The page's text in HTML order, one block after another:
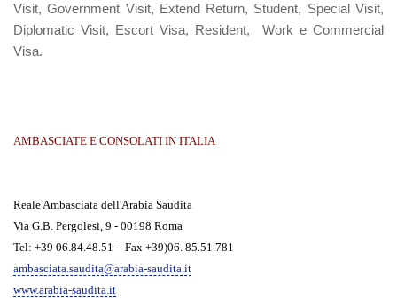
Visit, Government Visit, Extend Return, Student, Special Visit,
Diplomatic Visit, Escort Visa, Resident, Work e Commercial
Visa.
AMBASCIATE E CONSOLATI IN ITALIA
Reale Ambasciata dell'Arabia Saudita
Via G.B. Pergolesi, 9 - 00198 Roma
Tel: +39 06.84.48.51 – Fax +39)06. 85.51.781
ambasciata.saudita@arabia-saudita.it
www.arabia-saudita.it